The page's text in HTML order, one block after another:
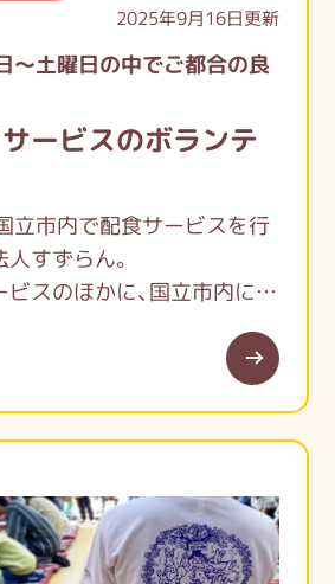
2025年9月16日更新
～土曜日の中でご都合の良
ービスのボランテ
立市内で配食サービスを行
すずらん。
スのほかに、国立市内にデ
や配達、デイサービスのお手
しています。